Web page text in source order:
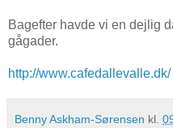
Bagefter havde vi en dejlig
gågader.
http://www.cafedallevalle.dk/
Benny Askham-Sørensen kl.